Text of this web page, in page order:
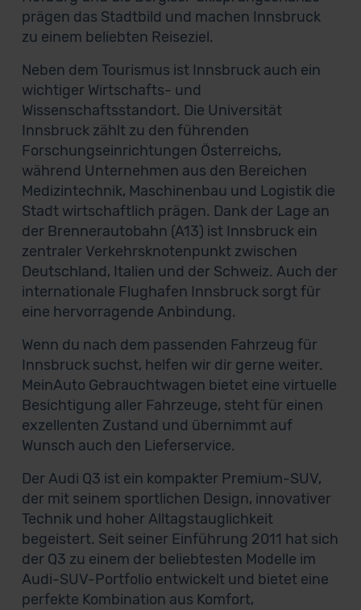
prägen das Stadtbild und machen Innsbruck
zu einem beliebten Reiseziel.
Neben dem Tourismus ist Innsbruck auch ein
wichtiger Wirtschafts- und
Wissenschaftsstandort. Die Universität
Innsbruck zählt zu den führenden
Forschungseinrichtungen Österreichs,
während Unternehmen aus den Bereichen
Medizintechnik, Maschinenbau und Logistik die
Stadt wirtschaftlich prägen. Dank der Lage an
der Brennerautobahn (A13) ist Innsbruck ein
zentraler Verkehrsknotenpunkt zwischen
Deutschland, Italien und der Schweiz. Auch der
internationale Flughafen Innsbruck sorgt für
eine hervorragende Anbindung.
Wenn du nach dem passenden Fahrzeug für
Innsbruck suchst, helfen wir dir gerne weiter.
MeinAuto Gebrauchtwagen bietet eine virtuelle
Besichtigung aller Fahrzeuge, steht für einen
exzellenten Zustand und übernimmt auf
Wunsch auch den Lieferservice.
Der Audi Q3 ist ein kompakter Premium-SUV,
der mit seinem sportlichen Design, innovativer
Technik und hoher Alltagstauglichkeit
begeistert. Seit seiner Einführung 2011 hat sich
der Q3 zu einem der beliebtesten Modelle im
Audi-SUV-Portfolio entwickelt und bietet eine
perfekte Kombination aus Komfort,